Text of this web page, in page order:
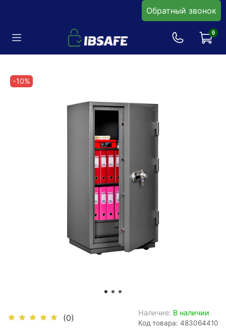
Обратный звонок
0
-10%
(0)
Наличие: В наличии
Код товара: 483064410